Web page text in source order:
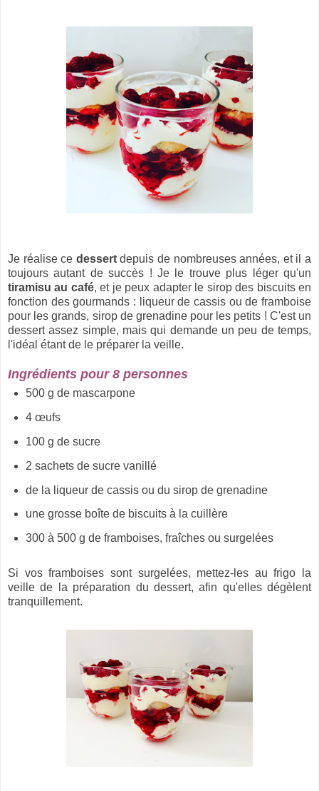
Je réalise ce dessertdepuis de nombreuses années, et il a
toujours autant de succès ! Je le trouve plus léger qu'un
tiramisu au café, et je peux adapter le sirop des biscuits en
fonction des gourmands : liqueur de cassis ou de framboise
pour les grands, sirop de grenadine pour les petits ! C'est un
dessert assez simple, mais qui demande un peu de temps,
l'idéal étant de le préparer la veille.
Ingrédients pour 8 personnes
500 g de mascarpone
4 œufs
100 g de sucre
2 sachets de sucre vanillé
de la liqueur de cassis ou du sirop de grenadine
une grosse boîte de biscuits à la cuillère
300 à 500 g de framboises, fraîches ou surgelées
Si vos framboises sont surgelées, mettez-les au frigo la
veille de la préparation du dessert, afin qu'elles dégèlent
tranquillement.